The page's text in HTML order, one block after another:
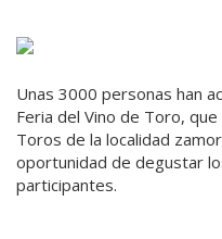
Unas 3000 personas han
Feria del Vino de Toro,
Toros de la localidad
oportunidad de degustar
participantes.